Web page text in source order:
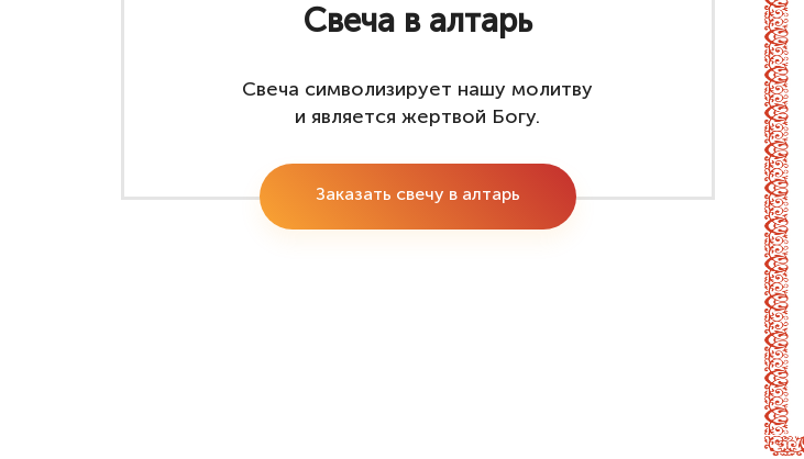
Свеча в алтарь
Свеча символизирует нашу молитву
и является жертвой Богу.
Заказать свечу в алтарь